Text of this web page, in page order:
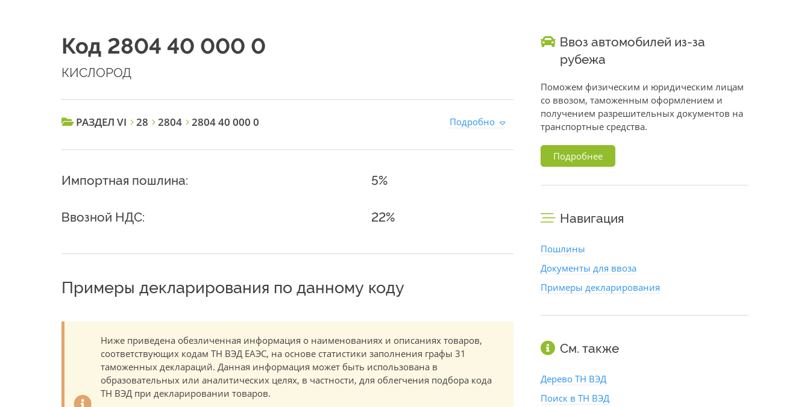
Код 2804 40 000 0
КИСЛОРОД
РАЗДЕЛ VI 28 2804 2804 40 000 0 Подробно
Импортная пошлина: 5%
Ввозной НДС: 22%
Примеры декларирования по данному коду
Ниже приведена обезличенная информация о наименованиях и описаниях товаров,
соответствующих кодам ТН ВЭД ЕАЭС, на основе статистики заполнения графы 31
таможенных деклараций. Данная информация может быть использована в
образовательных или аналитических целях, в частности, для облегчения подбора кода
ТН ВЭД при декларировании товаров.
Ввоз автомобилей из-за
рубежа
Поможем физическим и юридическим лицам
со ввозом, таможенным оформлением и
получением разрешительных документов на
транспортные средства.
Подробнее
Навигация
Пошлины
Документы для ввоза
Примеры декларирования
См. также
Дерево ТН ВЭД
Поиск в ТН ВЭД